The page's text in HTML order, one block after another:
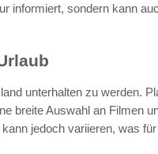
informiert, sondern kann
unterhalten zu werden.
breite Auswahl an Filmen
jedoch variieren, was für